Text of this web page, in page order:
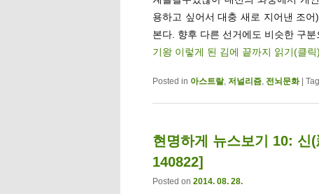
용하고 싶어서 대충 새로 지어낸 조
본다. 향후 다른 선거에도 비슷한 구
기왕 이렇게 된 김에 끝까지 읽기(클릭)
Posted in 아스트랄, 저널리즘, 전뇌문화
현명하게 뉴스보기 10: 신
140822]
Posted on 2014. 08. 28.